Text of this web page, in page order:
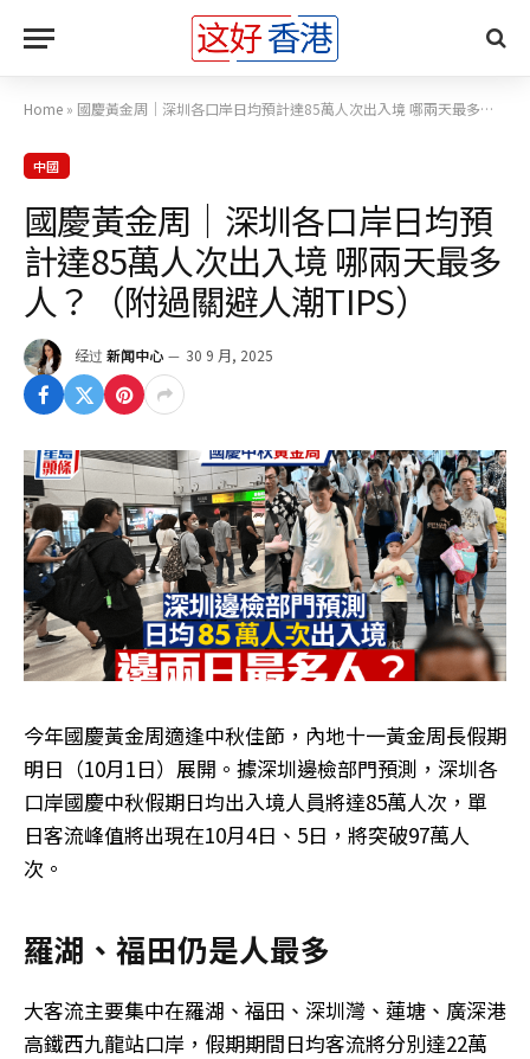
Home » 國慶黃金周｜深圳各口岸日均預計達85萬人次出入境 哪兩天最多人？（附過關避人潮TIPS）
中國
國慶黃金周｜深圳各口岸日均預
計達85萬人次出入境 哪兩天最多
人？（附過關避人潮TIPS）
经过 新闻中心 30 9 月, 2025
今年國慶黃金周適逢中秋佳節，內地十一黃金周長假期
明日（10月1日）展開。據深圳邊檢部門預測，深圳各
口岸國慶中秋假期日均出入境人員將達85萬人次，單
日客流峰值將出現在10月4日、5日，將突破97萬人
次。
羅湖、福田仍是人最多
大客流主要集中在羅湖、福田、深圳灣、蓮塘、廣深港
高鐵西九龍站口岸，假期期間日均客流將分別達22萬